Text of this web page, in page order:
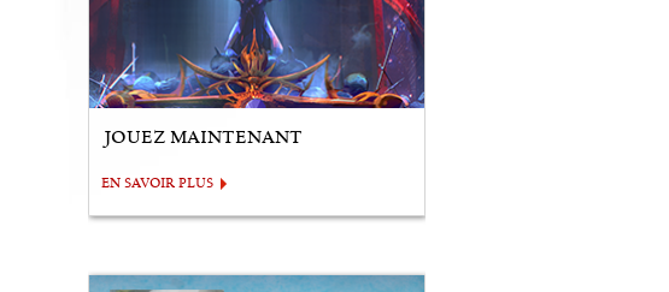
JOUEZ MAINTENANT
EN SAVOIR PLUS